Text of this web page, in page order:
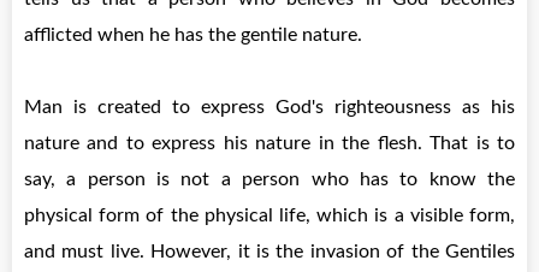
afflicted when he has the gentile nature.
Man is created to express God's righteousness as his
nature and to express his nature in the flesh. That is to
say, a person is not a person who has to know the
physical form of the physical life, which is a visible form,
and must live. However, it is the invasion of the Gentiles